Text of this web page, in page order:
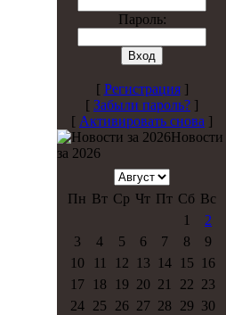
Пароль:
[ Регистрация]
[ Забыли пароль? ]
[ Активировать снова ]
Новости
за 2026
Пн Вт Ср Чт Пт Сб Вс
1
2
3
4 5 6 7 8
9
10
11 12 13 14 15
16
17
18 19 20 21 22 23
24
25 26 27 28 29 30